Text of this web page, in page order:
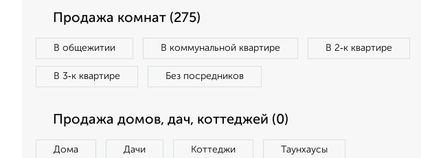
Продажа комнат (275)
В общежитии В коммунальной квартире В 2‑к квартире
В 3‑к квартире Без посредников
Продажа домов, дач, коттеджей (0)
Дома Дачи Коттеджи Таунхаусы